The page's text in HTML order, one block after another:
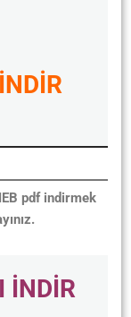
pdf indirmek
İNDİR